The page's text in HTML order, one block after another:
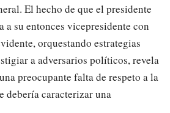
El hecho de que el presidente
a su entonces vicepresidente con
orquestando estrategias
a adversarios políticos, revela
preocupante falta de respeto a la
caracterizar una